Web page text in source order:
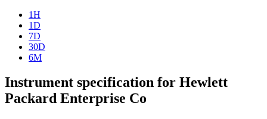
1H
1D
7D
30D
6M
Instrument specification for Hewlett
Packard Enterprise Co